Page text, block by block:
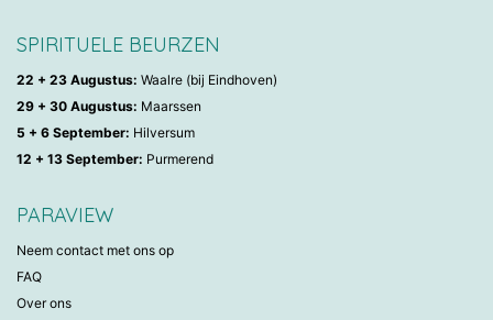
SPIRITUELE BEURZEN
22 + 23 Augustus: Waalre (bij Eindhoven)
29 + 30 Augustus: Maarssen
5 + 6 September: Hilversum
12 + 13 September: Purmerend
PARAVIEW
Neem contact met ons op
FAQ
Over ons